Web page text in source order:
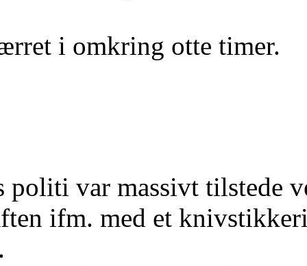
i omkring otte timer.
var massivt tilstede
ifm. med et